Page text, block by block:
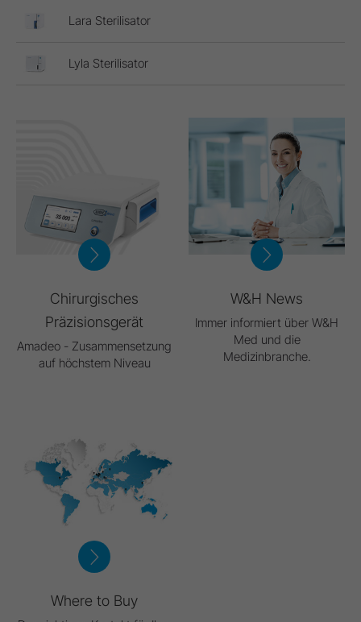
Lara Sterilisator
Lyla Sterilisator
Chirurgisches
Präzisionsgerät
Amadeo - Zusammensetzung
auf höchstem Niveau
W&H News
Immer informiert über W&H
Med und die
Medizinbranche.
Where to Buy